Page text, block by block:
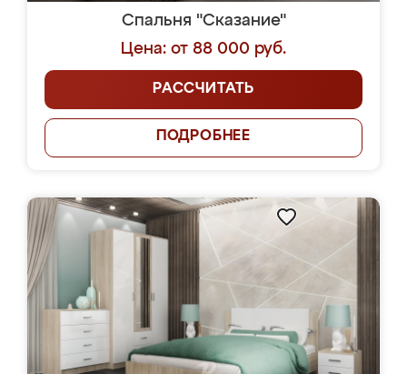
Спальня "Сказание"
Цена: от 88 000 руб.
РАССЧИТАТЬ
ПОДРОБНЕЕ